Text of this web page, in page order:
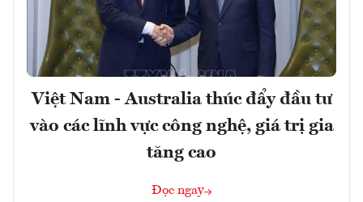
Việt Nam - Australia thúc đẩy đầu tư
vào các lĩnh vực công nghệ, giá trị gia
tăng cao
Đọc ngay